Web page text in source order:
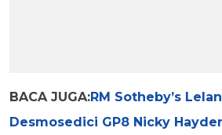
BACA JUGA:RM Sotheby’s
Desmosedici GP8 Nicky